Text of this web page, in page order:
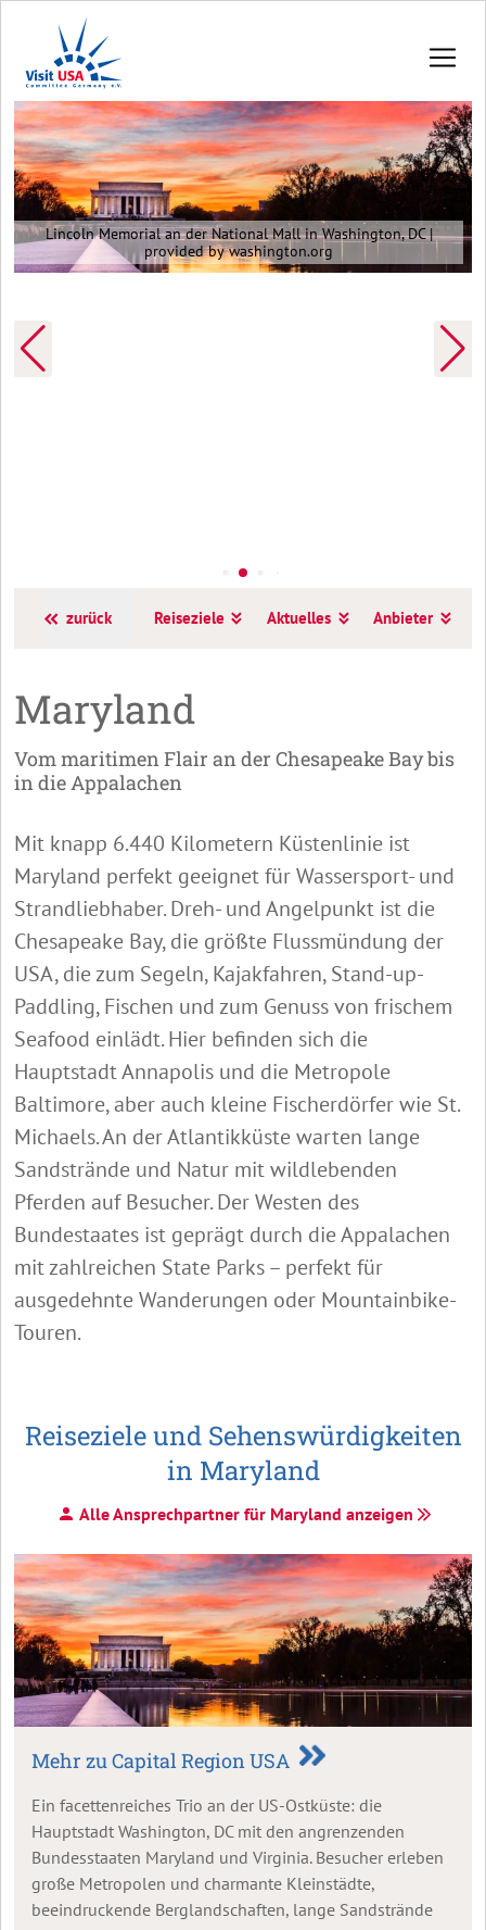
Lincoln Memorial an der National Mall in Washington, DC |
provided by washington.org
zurück Reiseziele Aktuelles Anbieter
Maryland
Vom maritimen Flair an der Chesapeake Bay bis
in die Appalachen
Mit knapp 6.440 Kilometern Küstenlinie ist
Maryland perfekt geeignet für Wassersport- und
Strandliebhaber. Dreh- und Angelpunkt ist die
Chesapeake Bay, die größte Flussmündung der
USA, die zum Segeln, Kajakfahren, Stand-up-
Paddling, Fischen und zum Genuss von frischem
Seafood einlädt. Hier befinden sich die
Hauptstadt Annapolis und die Metropole
Baltimore, aber auch kleine Fischerdörfer wie St.
Michaels. An der Atlantikküste warten lange
Sandstrände und Natur mit wildlebenden
Pferden auf Besucher. Der Westen des
Bundestaates ist geprägt durch die Appalachen
mit zahlreichen State Parks – perfekt für
ausgedehnte Wanderungen oder Mountainbike-
Touren.
Reiseziele und Sehenswürdigkeiten
in Maryland
Alle Ansprechpartner für Maryland anzeigen
Mehr zu Capital Region USA
Ein facettenreiches Trio an der US-Ostküste: die
Hauptstadt Washington, DC mit den angrenzenden
Bundesstaaten Maryland und Virginia. Besucher erleben
große Metropolen und charmante Kleinstädte,
beeindruckende Berglandschaften, lange Sandstrände